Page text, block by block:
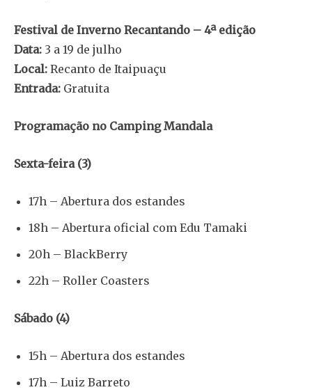
Festival de Inverno Recantando – 4ª edição
Data: 3 a 19 de julho
Local: Recanto de Itaipuaçu
Entrada: Gratuita
Programação no Camping Mandala
Sexta-feira (3)
17h – Abertura dos estandes
18h – Abertura oficial com Edu Tamaki
20h – BlackBerry
22h – Roller Coasters
Sábado (4)
15h – Abertura dos estandes
17h – Luiz Barreto